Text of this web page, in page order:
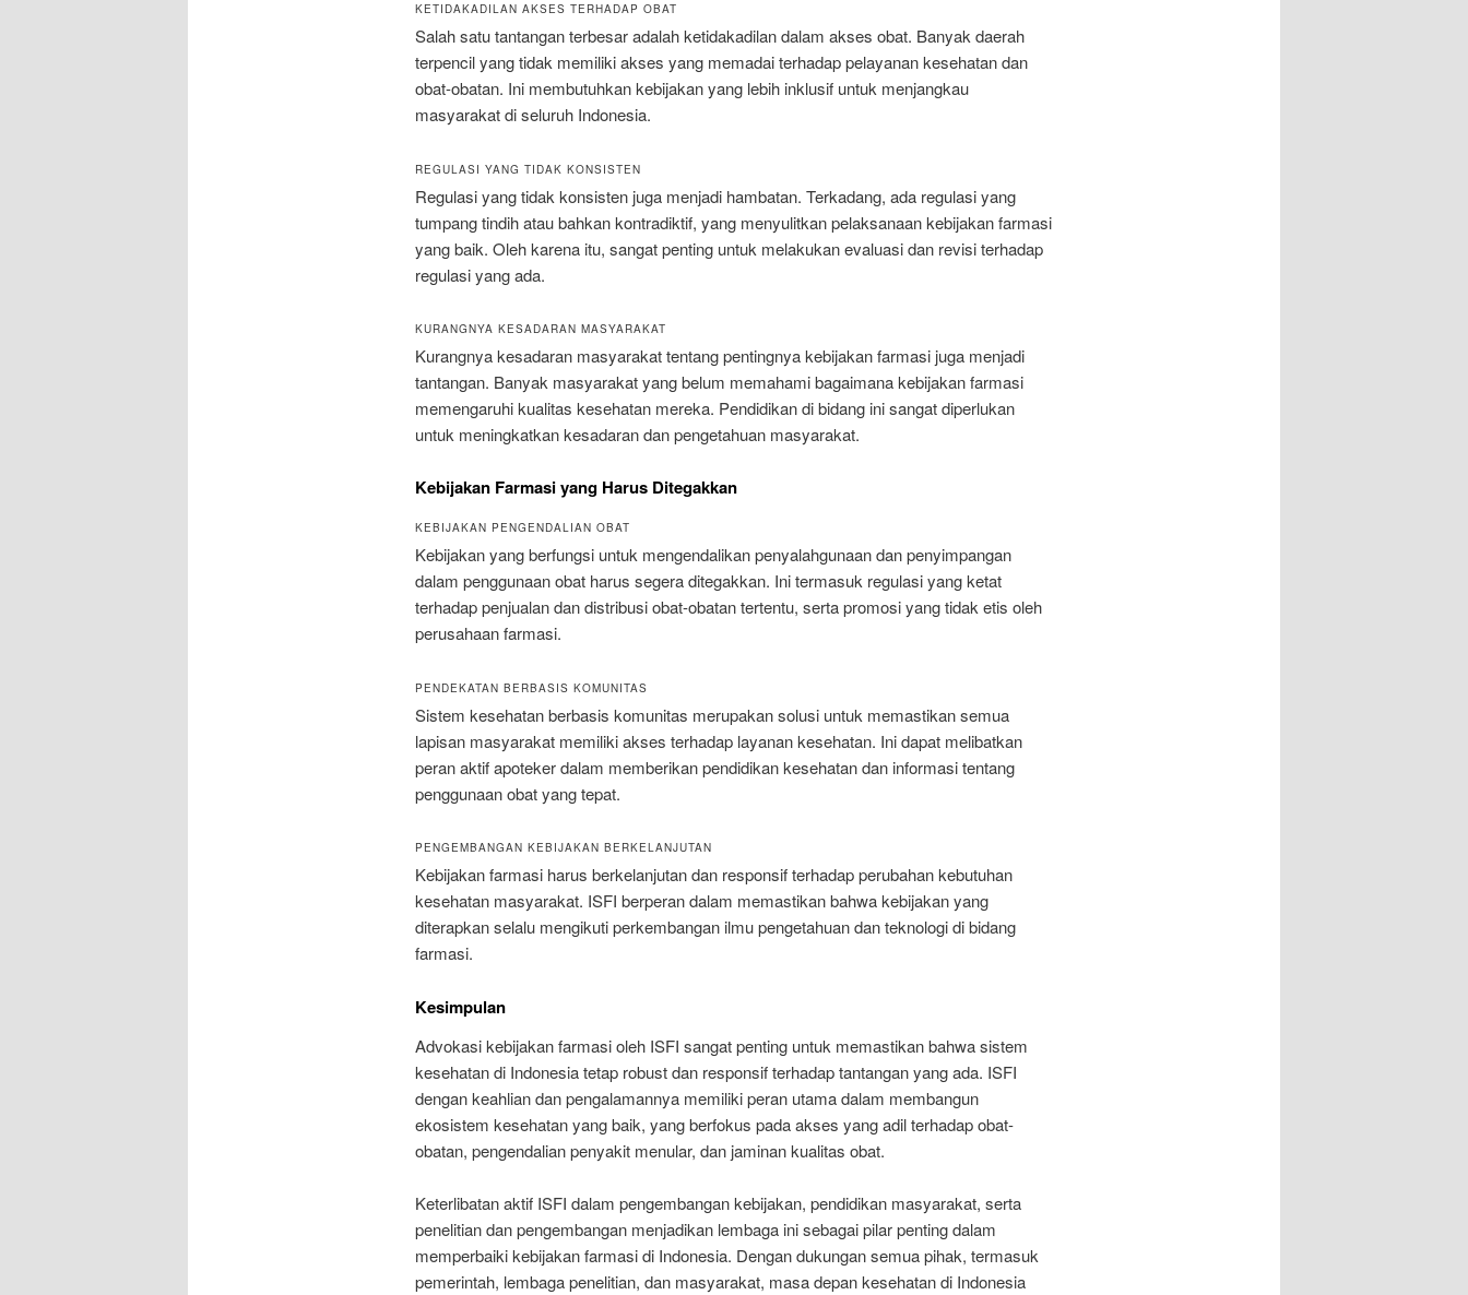
KETIDAKADILAN AKSES TERHADAP OBAT
Salah satu tantangan terbesar adalah ketidakadilan dalam akses obat. Banyak daerah
terpencil yang tidak memiliki akses yang memadai terhadap pelayanan kesehatan dan
obat-obatan. Ini membutuhkan kebijakan yang lebih inklusif untuk menjangkau
masyarakat di seluruh Indonesia.
REGULASI YANG TIDAK KONSISTEN
Regulasi yang tidak konsisten juga menjadi hambatan. Terkadang, ada regulasi yang
tumpang tindih atau bahkan kontradiktif, yang menyulitkan pelaksanaan kebijakan farmasi
yang baik. Oleh karena itu, sangat penting untuk melakukan evaluasi dan revisi terhadap
regulasi yang ada.
KURANGNYA KESADARAN MASYARAKAT
Kurangnya kesadaran masyarakat tentang pentingnya kebijakan farmasi juga menjadi
tantangan. Banyak masyarakat yang belum memahami bagaimana kebijakan farmasi
memengaruhi kualitas kesehatan mereka. Pendidikan di bidang ini sangat diperlukan
untuk meningkatkan kesadaran dan pengetahuan masyarakat.
Kebijakan Farmasi yang Harus Ditegakkan
KEBIJAKAN PENGENDALIAN OBAT
Kebijakan yang berfungsi untuk mengendalikan penyalahgunaan dan penyimpangan
dalam penggunaan obat harus segera ditegakkan. Ini termasuk regulasi yang ketat
terhadap penjualan dan distribusi obat-obatan tertentu, serta promosi yang tidak etis oleh
perusahaan farmasi.
PENDEKATAN BERBASIS KOMUNITAS
Sistem kesehatan berbasis komunitas merupakan solusi untuk memastikan semua
lapisan masyarakat memiliki akses terhadap layanan kesehatan. Ini dapat melibatkan
peran aktif apoteker dalam memberikan pendidikan kesehatan dan informasi tentang
penggunaan obat yang tepat.
PENGEMBANGAN KEBIJAKAN BERKELANJUTAN
Kebijakan farmasi harus berkelanjutan dan responsif terhadap perubahan kebutuhan
kesehatan masyarakat. ISFI berperan dalam memastikan bahwa kebijakan yang
diterapkan selalu mengikuti perkembangan ilmu pengetahuan dan teknologi di bidang
farmasi.
Kesimpulan
Advokasi kebijakan farmasi oleh ISFI sangat penting untuk memastikan bahwa sistem
kesehatan di Indonesia tetap robust dan responsif terhadap tantangan yang ada. ISFI
dengan keahlian dan pengalamannya memiliki peran utama dalam membangun
ekosistem kesehatan yang baik, yang berfokus pada akses yang adil terhadap obat-
obatan, pengendalian penyakit menular, dan jaminan kualitas obat.
Keterlibatan aktif ISFI dalam pengembangan kebijakan, pendidikan masyarakat, serta
penelitian dan pengembangan menjadikan lembaga ini sebagai pilar penting dalam
memperbaiki kebijakan farmasi di Indonesia. Dengan dukungan semua pihak, termasuk
pemerintah, lembaga penelitian, dan masyarakat, masa depan kesehatan di Indonesia